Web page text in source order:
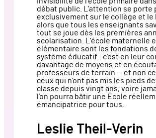
débat public. L’attention se porte
exclusivement sur le collège et le
alors que tous les enseignants
tout se joue dès les premières
scolarisation. L’école maternelle
élémentaire sont les fondations
système éducatif : c’est en leur
davantage de moyens et en
professeurs de terrain — et non
ceux qui n’ont pas mis les pieds
classe depuis vingt ans, voire
l’on pourra bâtir une École
émancipatrice pour tous.
Leslie Theil-Verin